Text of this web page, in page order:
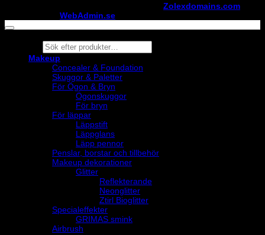
Zolexdomains.com
WebAdmin.se
Products
search
Makeup
Concealer & Foundation
Skuggor & Paletter
För Ögon & Bryn
Ögonskuggor
För bryn
För läppar
Läppstift
Läppglans
Läpp pennor
Penslar, borstar och tillbehör
Makeup dekorationer
Glitter
Reflekterande
Neonglitter
Ztirl Bioglitter
Specialeffekter
GRIMAS smink
Airbrush